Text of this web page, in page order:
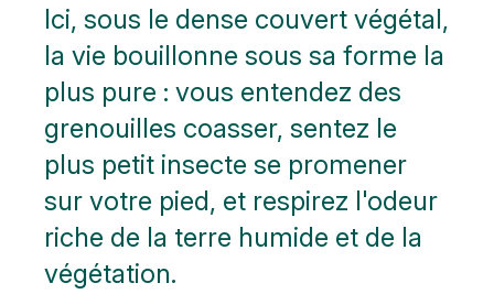
Ici, sous le dense couvert végétal,
la vie bouillonne sous sa forme la
plus pure : vous entendez des
grenouilles coasser, sentez le
plus petit insecte se promener
sur votre pied, et respirez l'odeur
riche de la terre humide et de la
végétation.